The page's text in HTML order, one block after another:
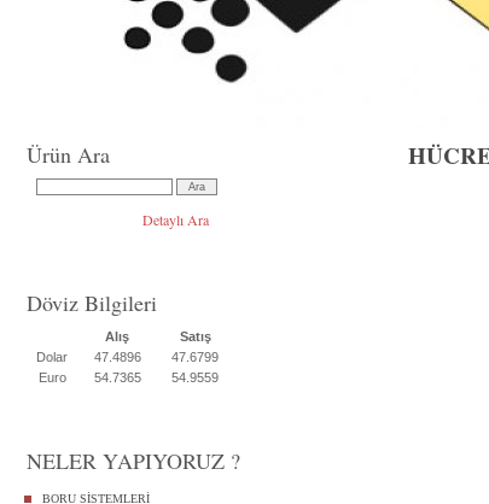
Ürün Ara
Detaylı Ara
Döviz Bilgileri
Alış
Satış
Dolar
47.4896
47.6799
Euro
54.7365 54.9559
NELER YAPIYORUZ ?
BORU SİSTEMLERİ